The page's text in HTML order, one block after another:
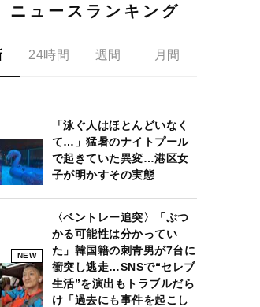
～後宮との出会いとその魅力
ニュースランキング
24時間 週間 月間
「泳ぐ人はほとんどいなく
て…」猛暑のナイトプール
で起きていた異変…港区女
子が明かすその実態
NEW
〈ベントレー追突〉「ぶつ
かる可能性は分かってい
た」韓国籍の刺青男が7台に
衝突し逃走…SNSで“セレブ
生活”を演出もトラブルだら
け「過去にも事件を起こし